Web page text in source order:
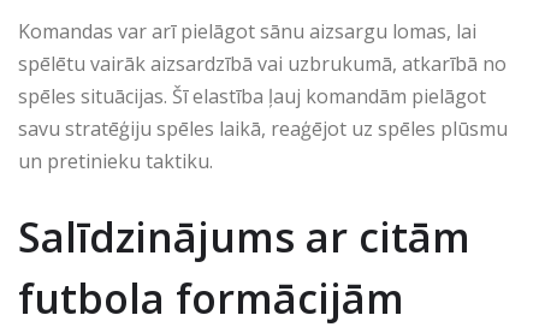
Komandas var arī pielāgot sānu aizsargu lomas, lai
spēlētu vairāk aizsardzībā vai uzbrukumā, atkarībā no
spēles situācijas. Šī elastība ļauj komandām pielāgot
savu stratēģiju spēles laikā, reaģējot uz spēles plūsmu
un pretinieku taktiku.
Salīdzinājums ar citām
futbola formācijām